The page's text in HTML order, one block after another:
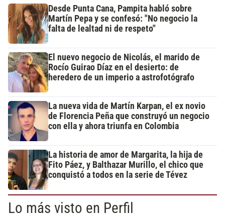
Desde Punta Cana, Pampita habló sobre
Martín Pepa y se confesó: "No negocio la
falta de lealtad ni de respeto"
El nuevo negocio de Nicolás, el marido de
Rocío Guirao Díaz en el desierto: de
heredero de un imperio a astrofotógrafo
La nueva vida de Martín Karpan, el ex novio
de Florencia Peña que construyó un negocio
con ella y ahora triunfa en Colombia
La historia de amor de Margarita, la hija de
Fito Páez, y Balthazar Murillo, el chico que
conquistó a todos en la serie de Tévez
Lo más visto en Perfil